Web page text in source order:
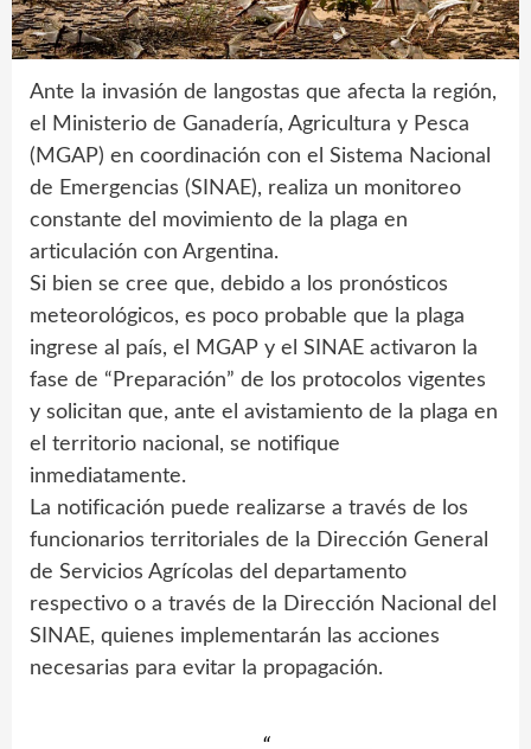
Ante la invasión de langostas que afecta la región,
el Ministerio de Ganadería, Agricultura y Pesca
(MGAP) en coordinación con el Sistema Nacional
de Emergencias (SINAE), realiza un monitoreo
constante del movimiento de la plaga en
articulación con Argentina.
Si bien se cree que, debido a los pronósticos
meteorológicos, es poco probable que la plaga
ingrese al país, el MGAP y el SINAE activaron la
fase de “Preparación” de los protocolos vigentes
y solicitan que, ante el avistamiento de la plaga en
el territorio nacional, se notifique
inmediatamente.
La notificación puede realizarse a través de los
funcionarios territoriales de la Dirección General
de Servicios Agrícolas del departamento
respectivo o a través de la Dirección Nacional del
SINAE, quienes implementarán las acciones
necesarias para evitar la propagación.